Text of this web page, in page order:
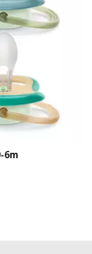
6m